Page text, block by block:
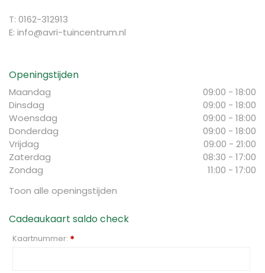
T: 0162-312913
E: info@avri-tuincentrum.nl
Openingstijden
Maandag
09:00 - 18:00
Dinsdag
09:00 - 18:00
Woensdag
09:00 - 18:00
Donderdag
09:00 - 18:00
Vrijdag
09:00 - 21:00
Zaterdag
08:30 - 17:00
Zondag
11:00 - 17:00
Toon alle openingstijden
Cadeaukaart saldo check
Kaartnummer: *